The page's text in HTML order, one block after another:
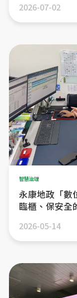
2026-07-02
永康地政「數
臨櫃、保安全
智慧治理
2026-05-14